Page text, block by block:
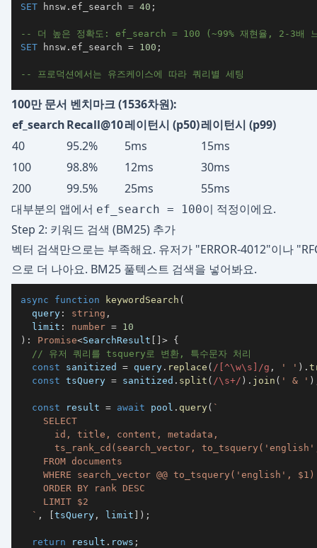
SET hnsw . ef_search = 40 ;
-- 더 높은 정확도: ef_search = 100 (~99% 재현율, 2-3배
SET hnsw . ef_search = 100 ;
-- 프로덕션에서는 유즈케이스에 따라 쿼리별 세팅
100만 문서 벤치마크 (1536차원):
ef_searchRecall@10레이턴시 (p50)레이턴시 (p99)
40
95.2% 5ms
15ms
100
98.8% 12ms
30ms
200
99.5% 25ms
55ms
대부분의 앱에서 ef_search = 100이 적정이에요.
Step 2: 키워드 검색 (BM25) 추가
벡터 검색만으로는 부족해요. 유저가 "ERROR-4012"이나
으로 더 나아요. BM25 풀텍스트 검색을 넣어봐요.
async function keywordSearch (
  query
: string ,
  limit
: number = 10
) : Promise<SearchResult [ ] > {
// 유저 쿼리를 tsquery로 변환, 특수문자 처리
const sanitized = query . replace ( / [^\w\s ] /g , ' ' ) .
const tsQuery = sanitized . split ( /\s+/ ) . join ( ' & ' )
const result = await pool . query( `
` , [tsQuery , limit ] ) ;
return result . rows ;